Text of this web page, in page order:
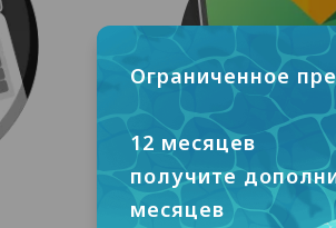
Ограниченное
12 месяцев
получите
месяцев